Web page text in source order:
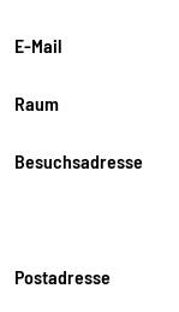
E-Mail
Raum
Besuchsadresse
Postadresse